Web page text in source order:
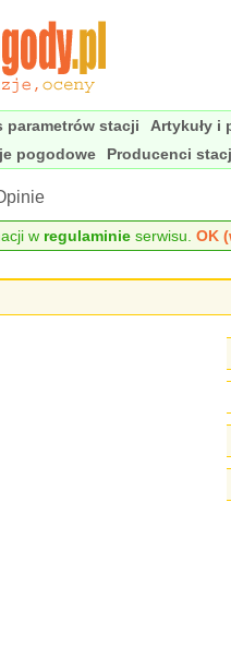
parametrów stacji Artykuły i
pogodowe Producenci
w regulaminieserwisu. OK